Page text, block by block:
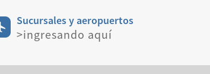
Sucursales y aeropuertos
>ingresando aquí